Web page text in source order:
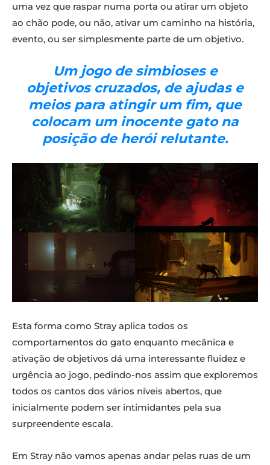
uma vez que raspar numa porta ou atirar um objeto
ao chão pode, ou não, ativar um caminho na história,
evento, ou ser simplesmente parte de um objetivo.
Um jogo de simbioses e
objetivos cruzados, de ajudas e
meios para atingir um fim, que
colocam um inocente gato na
posição de herói relutante.
Esta forma como Stray aplica todos os
comportamentos do gato enquanto mecânica e
ativação de objetivos dá uma interessante fluidez e
urgência ao jogo, pedindo-nos assim que exploremos
todos os cantos dos vários níveis abertos, que
inicialmente podem ser intimidantes pela sua
surpreendente escala.
Em Stray não vamos apenas andar pelas ruas de um